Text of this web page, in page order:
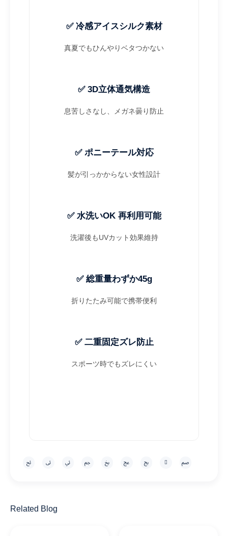
✅ 冷感アイスシルク素材
真夏でもひんやりベタつかない
✅ 3D立体通気構造
息苦しさなし、メガネ曇り防止
✅ ポニーテール対応
髪が引っかからない女性設計
✅ 水洗いOK 再利用可能
洗濯後もUVカット効果維持
✅ 総重量わずか45g
折りたたみ可能で携帯便利
✅ 二重固定ズレ防止
スポーツ時でもズレにくい
Related Blog